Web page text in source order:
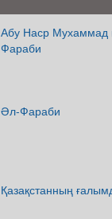
Абу Наср Мухаммад
Фараби
Әл-Фараби
Қазақстанның